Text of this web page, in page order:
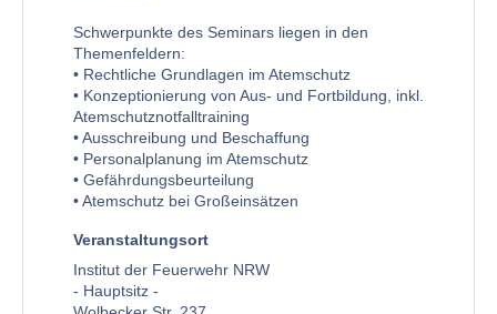
Schwerpunkte des Seminars liegen in den
Themenfeldern:
• Rechtliche Grundlagen im Atemschutz
• Konzeptionierung von Aus- und Fortbildung, inkl.
Atemschutznotfalltraining
• Ausschreibung und Beschaffung
• Personalplanung im Atemschutz
• Gefährdungsbeurteilung
• Atemschutz bei Großeinsätzen
Veranstaltungsort
Institut der Feuerwehr NRW
- Hauptsitz -